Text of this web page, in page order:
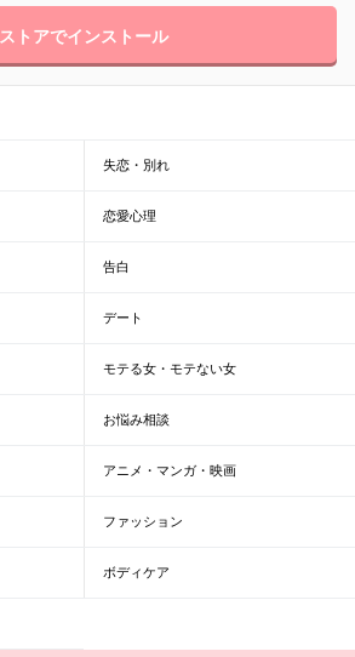
ストアでインストール
失恋・別れ
恋愛心理
告白
デート
モテる女・モテない女
お悩み相談
アニメ・マンガ・映画
ファッション
ボディケア